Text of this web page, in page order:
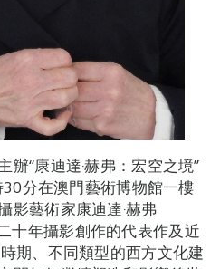
“康迪達‧赫弗：宏空之境”
分在澳門藝術博物館一樓
影藝術家康迪達‧赫弗
十年攝影創作的代表作及近
期、不同類型的西方文化建